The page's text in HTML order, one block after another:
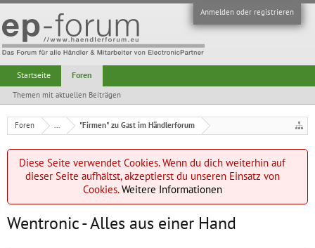
Anmelden oder registrieren
Foren ... "Firmen" zu Gast im Händlerforum
Diese Seite verwendet Cookies. Wenn du dich weiterhin auf
dieser Seite aufhältst, akzeptierst du unseren Einsatz von
Cookies.Weitere Informationen
Wentronic - Alles aus einer Hand
Startseite Foren
Themen mit aktuellen Beiträgen